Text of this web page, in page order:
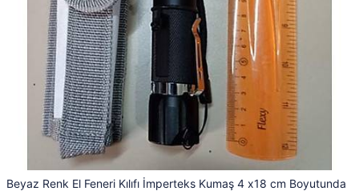
Beyaz Renk El Feneri Kılıfı İmperteks Kumaş 4 x18 cm Boyutunda